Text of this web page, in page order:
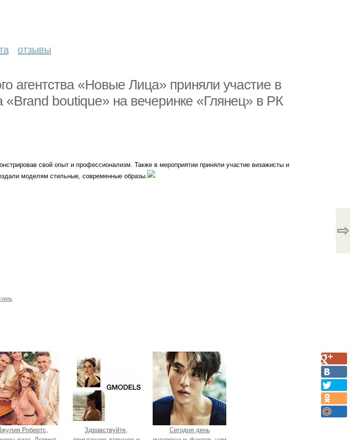
отзывы
агентства «Новые Лица» приняли участие в
«Brand boutique» на вечеринке «Глянец» в РК
свой опыт и профессионализм. Также в мероприятии приняли участие визажисты и
моделям стильные, современные образы.
⇨
Робертс,
Здравствуйте,
Сегодня день